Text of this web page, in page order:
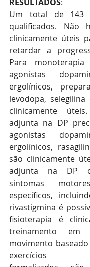
Um total de 143
qualificados. Não
clinicamente úteis
retardar a
Para
agonistas
ergolínicos,
levodopa,
clinicamente
adjunta na DP
agonistas
ergolínicos,
são clinicamente
adjunta na DP
sintomas
específicos,
rivastigmina é
fisioterapia é
treinamento em
movimento
exercícios